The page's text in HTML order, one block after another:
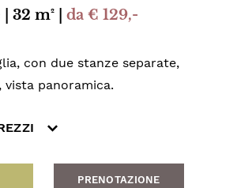
32 m² | da € 129,-
con due stanze separate,
vista panoramica.
PRENOTAZIONE